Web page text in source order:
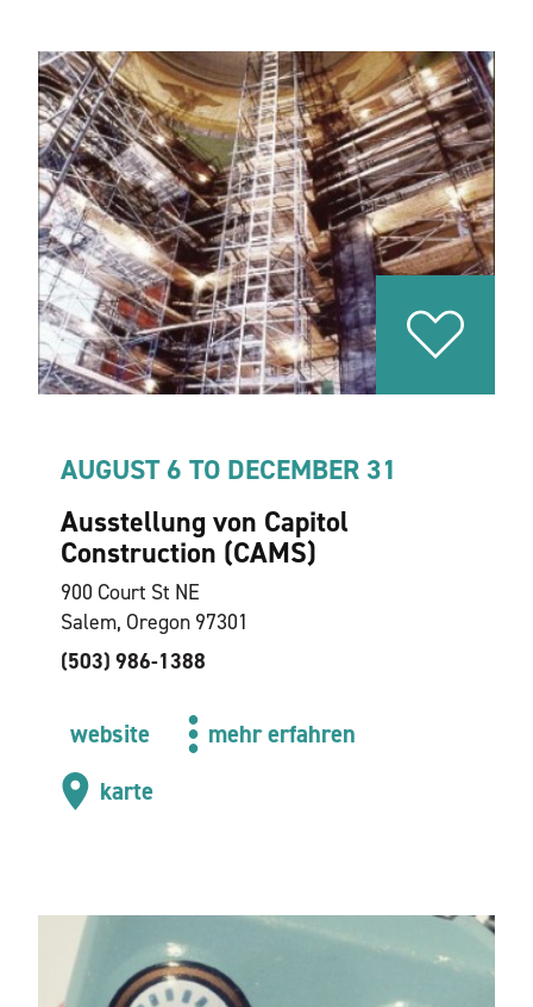
AUGUST 6 TO DECEMBER 31
Ausstellung von Capitol
Construction (CAMS)
900 Court St NE
Salem, Oregon 97301
(503) 986-1388
website
mehr erfahren
karte